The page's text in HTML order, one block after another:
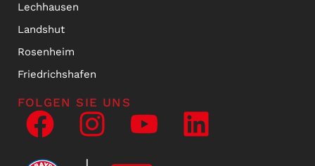
Lechhausen
Landshut
Rosenheim
Friedrichshafen
FOLGEN SIE UNS